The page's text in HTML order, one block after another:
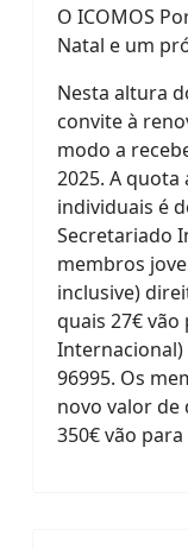
O ICOMOS
Natal e um
Nesta altura
convite à
modo a
2025. A
individuais é
Secretariado
membros
inclusive)
quais 27€
Internacional)
96995. Os
novo valor de
350€ vão